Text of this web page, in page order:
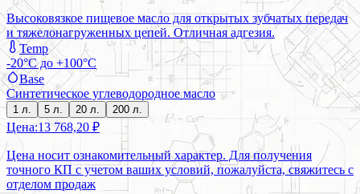
Высоковязкое пищевое масло для открытых зубчатых передач
и тяжелонагруженных цепей. Отличная адгезия.
Temp
-20°C до +100°C
Base
Синтетическое углеводородное масло
1 л. 5 л. 20 л. 200 л.
Цена:13 768,20 ₽
Цена носит ознакомительный характер. Для получения
точного КП с учетом ваших условий, пожалуйста, свяжитесь с
отделом продаж